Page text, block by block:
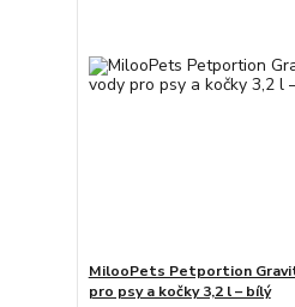
MilooPets Petportion
pro psy a kočky 3,2 l – bílý